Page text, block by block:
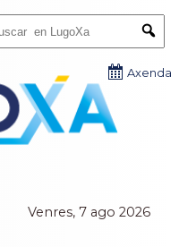
Venres, 7 ago 2026
Axenda